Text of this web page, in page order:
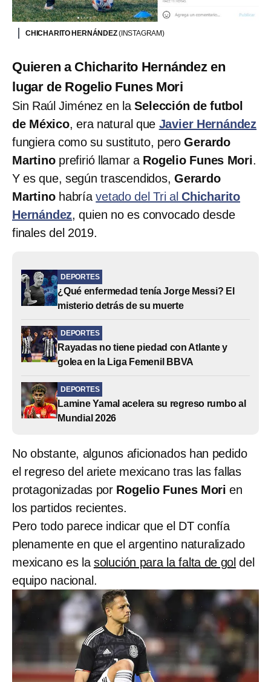
CHICHARITO HERNÁNDEZ(INSTAGRAM)
Quieren a Chicharito Hernández en
lugar de Rogelio Funes Mori
Sin Raúl Jiménez en laSelección de futbol
de México, era natural que Javier Hernández
fungiera como su sustituto, peroGerardo
Martinoprefirió llamar a Rogelio Funes Mori.
Y es que, según trascendidos, Gerardo
Martinohabríavetado del Tri alChicharito
Hernández, quien no es convocado desde
finales del 2019.
DEPORTES
¿Qué enfermedad tenía Jorge Messi? El
misterio detrás de su muerte
DEPORTES
Rayadas no tiene piedad con Atlante y
golea en la Liga Femenil BBVA
DEPORTES
Lamine Yamal acelera su regreso rumbo al
Mundial 2026
No obstante, algunos aficionados han pedido
el regreso del ariete mexicano tras las fallas
protagonizadas por Rogelio Funes Mori en
los partidos recientes.
Pero todo parece indicar que el DT confía
plenamente en que el argentino naturalizado
mexicano es la solución para la falta de gol del
equipo nacional.